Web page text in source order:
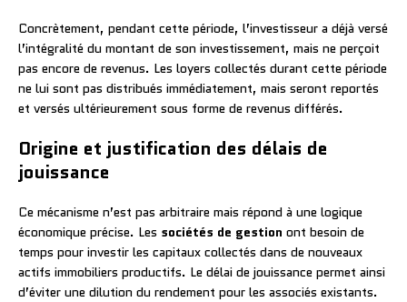
Concrètement, pendant cette période, l’investisseur a déjà versé
l’intégralité du montant de son investissement, mais ne perçoit
pas encore de revenus. Les loyers collectés durant cette période
ne lui sont pas distribués immédiatement, mais seront reportés
et versés ultérieurement sous forme de revenus différés.
Origine et justification des délais de
jouissance
Ce mécanisme n’est pas arbitraire mais répond à une logique
économique précise. Les sociétés de gestion ont besoin de
temps pour investir les capitaux collectés dans de nouveaux
actifs immobiliers productifs. Le délai de jouissance permet ainsi
d’éviter une dilution du rendement pour les associés existants.